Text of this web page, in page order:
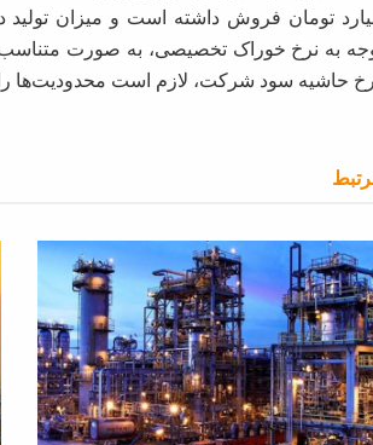
میلیارد تومان فروش داشته است و میزان
توجه به نرخ خوراک تخصیصی، به صورت
حاشیه سود شرکت، لازم است محدودیت‌ها